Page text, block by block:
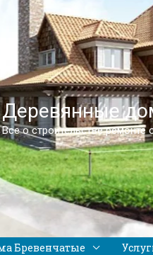
Деревянные
Все о строительстве ремонте
Бревенчатые